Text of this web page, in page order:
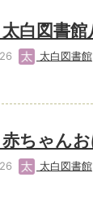
太白図書
太白図書館
赤ちゃん
太白図書館